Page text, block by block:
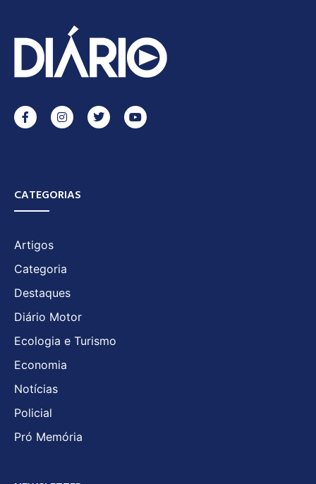
CATEGORIAS
Artigos
Categoria
Destaques
Diário Motor
Ecologia e Turismo
Economia
Notícias
Policial
Pró Memória